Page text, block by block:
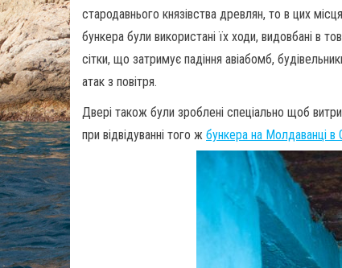
стародавнього князівства древлян, то в цих
бункера були використані їх ходи, видовбані в
сітки, що затримує падіння авіабомб,
атак з повітря.
Двері також були зроблені спеціально щоб
при відвідуванні того ж бункера на Молдаванці в